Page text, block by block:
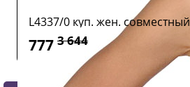
L4337/0 куп. жен. совместный
777 3 644